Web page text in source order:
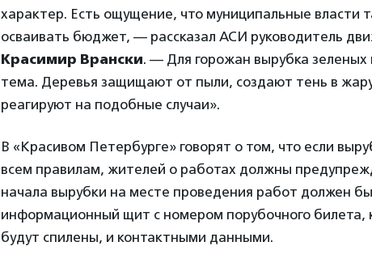
характер. Есть ощущение, что муниципальные власти
осваивать бюджет, — рассказал АСИ руководитель
Красимир Врански. — Для горожан вырубка
тема. Деревья защищают от пыли, создают тень в
реагируют на подобные случаи».
В «Красивом Петербурге» говорят о том, что если
всем правилам, жителей о работах должны
начала вырубки на месте проведения работ должен
информационный щит с номером порубочного билета,
будут спилены, и контактными данными.